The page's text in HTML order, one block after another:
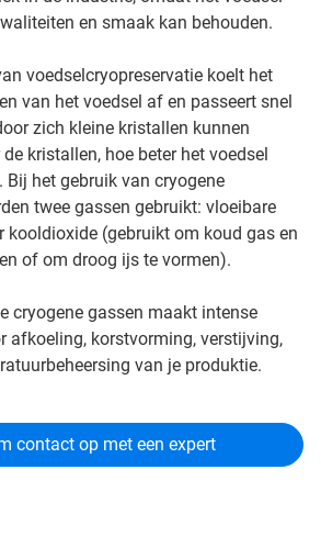
en smaak kan behouden.
voedselcryopreservatie koelt het
van het voedsel af en passeert snel
zich kleine kristallen kunnen
kristallen, hoe beter het voedsel
het gebruik van cryogene
twee gassen gebruikt: vloeibare
kooldioxide (gebruikt om koud gas en
of om droog ijs te vormen).
cryogene gassen maakt intense
afkoeling, korstvorming, verstijving,
van je produktie.
contact op met een expert